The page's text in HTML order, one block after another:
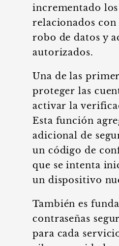
incrementado
relacionados
robo de datos y
autorizados.
Una de las
proteger las
activar la
Esta función
adicional de
un código de
que se intenta
un dispositivo
También es
contraseñas
para cada